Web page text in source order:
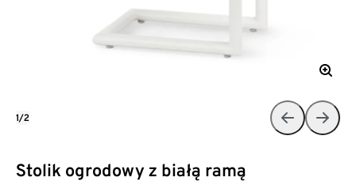
Stolik ogrodowy z białą ramą
1/2